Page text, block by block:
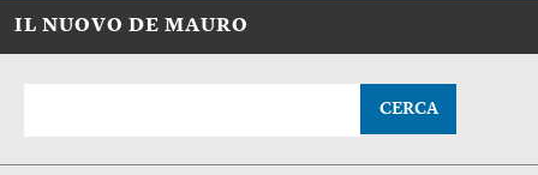
IL NUOVO DE MAURO
CERCA